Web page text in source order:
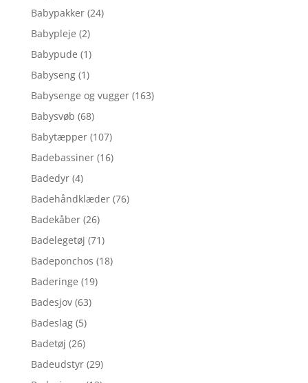
Babypakker (24)
Babypleje (2)
Babypude (1)
Babyseng (1)
Babysenge og vugger (163)
Babysvøb (68)
Babytæpper (107)
Badebassiner (16)
Badedyr (4)
Badehåndklæder (76)
Badekåber (26)
Badelegetøj (71)
Badeponchos (18)
Baderinge (19)
Badesjov (63)
Badeslag (5)
Badetøj (26)
Badeudstyr (29)